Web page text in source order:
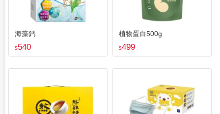
海藻鈣
$540
植物蛋白500g
$499